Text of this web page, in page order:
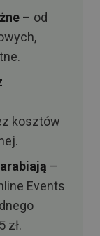
– od
kosztów
–
Events
zł.